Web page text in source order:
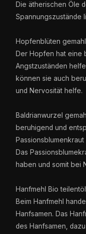
Die ätherischen Öle
Spannungszustände
Hopfenblüten
Der Hopfen hat eine
Angstzuständen
können sie auch
und Nervosität helfe.
Baldrianwurzel
beruhigend und
Das
haben und somit bei
Hanfmehl Bio
Beim Hanfmehl
Hanfsamen. Das
des Hanfsamen,